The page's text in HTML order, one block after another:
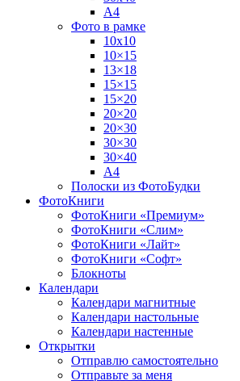
А4
Фото в рамке
10х10
10×15
13×18
15×15
15×20
20×20
20×30
30×30
30×40
A4
Полоски из ФотоБудки
ФотоКниги
ФотоКниги «Премиум»
ФотоКниги «Слим»
ФотоКниги «Лайт»
ФотоКниги «Софт»
Блокноты
Календари
Календари магнитные
Календари настольные
Календари настенные
Открытки
Отправлю самостоятельно
Отправьте за меня